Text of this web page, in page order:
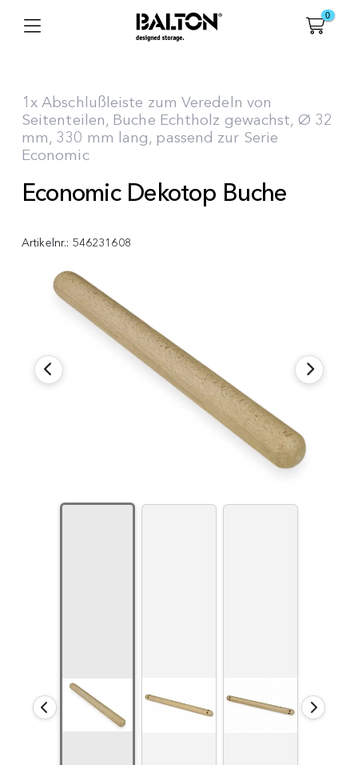
0
1x Abschlußleiste zum Veredeln von
Seitenteilen, Buche Echtholz gewachst, Ø 32
mm, 330 mm lang, passend zur Serie
Economic
Economic Dekotop Buche
Artikelnr.: 546231608